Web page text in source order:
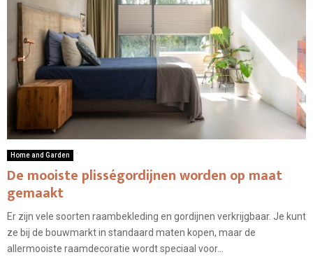
Home and Garden
De mooiste plisségordijnen worden op maat
gemaakt
Er zijn vele soorten raambekleding en gordijnen verkrijgbaar. Je kunt
ze bij de bouwmarkt in standaard maten kopen, maar de
allermooiste raamdecoratie wordt speciaal voor...